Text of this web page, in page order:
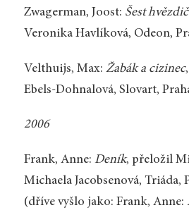
Zwagerman, Joost: Šest
Veronika Havlíková, Odeon,
Velthuijs, Max: Žabák a cizinec
Ebels-Dohnalová, Slovart,
2006
Frank, Anne: Deník, přeložil
Michaela Jacobsenová, Triáda,
(dříve vyšlo jako: Frank, Anne: